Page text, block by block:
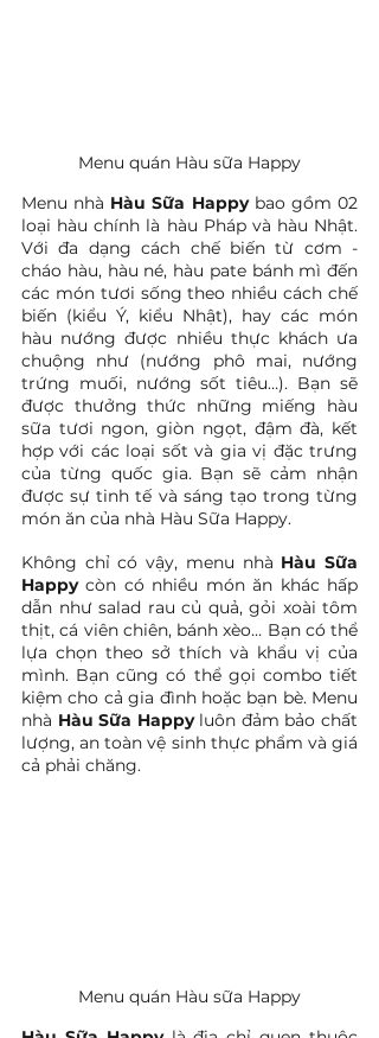
Menu quán Hàu sữa Happy
Menu nhà Hàu Sữa Happy bao gồm 02
loại hàu chính là hàu Pháp và hàu Nhật.
Với đa dạng cách chế biến từ cơm -
cháo hàu, hàu né, hàu pate bánh mì đến
các món tươi sống theo nhiều cách chế
biến (kiểu Ý, kiểu Nhật), hay các món
hàu nướng được nhiều thực khách ưa
chuộng như (nướng phô mai, nướng
trứng muối, nướng sốt tiêu…). Bạn sẽ
được thưởng thức những miếng hàu
sữa tươi ngon, giòn ngọt, đậm đà, kết
hợp với các loại sốt và gia vị đặc trưng
của từng quốc gia. Bạn sẽ cảm nhận
được sự tinh tế và sáng tạo trong từng
món ăn của nhà Hàu Sữa Happy.
Không chỉ có vậy, menu nhà Hàu Sữa
Happy còn có nhiều món ăn khác hấp
dẫn như salad rau củ quả, gỏi xoài tôm
thịt, cá viên chiên, bánh xèo… Bạn có thể
lựa chọn theo sở thích và khẩu vị của
mình. Bạn cũng có thể gọi combo tiết
kiệm cho cả gia đình hoặc bạn bè. Menu
nhà Hàu Sữa Happy luôn đảm bảo chất
lượng, an toàn vệ sinh thực phẩm và giá
cả phải chăng.
Menu quán Hàu sữa Happy